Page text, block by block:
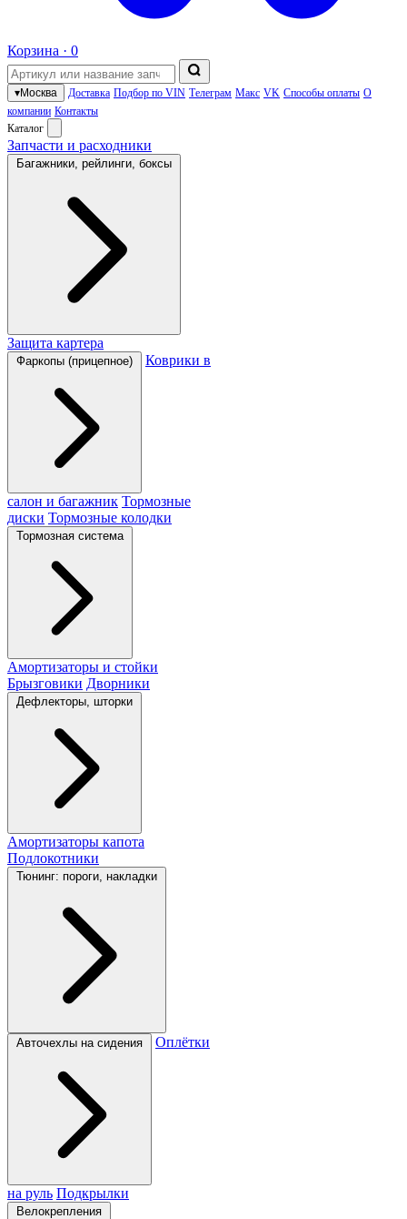
Корзина · 0
▾Москва Доставка Подбор по VIN Телеграм Макс VK Способы оплаты О
компании Контакты
Каталог
Запчасти и расходники
Багажники, рейлинги, боксы
Защита картера
Фаркопы (прицепное) Коврики в
салон и багажник Тормозные
диски Тормозные колодки
Тормозная система
Амортизаторы и стойки
Брызговики Дворники
Дефлекторы, шторки
Амортизаторы капота
Подлокотники
Тюнинг: пороги, накладки
Авточехлы на сидения Оплётки
на руль Подкрылки
Велокрепления